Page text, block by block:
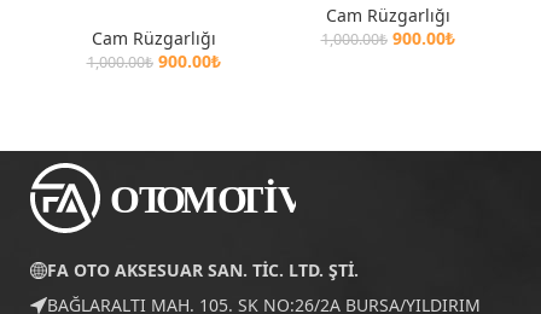
Cam Rüzgarlığı
1,000.00₺ 900.00₺
Cam Rüzgarlığı
1,000.00₺ 900.00₺
FA OTO AKSESUAR SAN. TİC. LTD. ŞTİ.
BAĞLARALTI MAH. 105. SK NO:26/2A BURSA/YILDIRIM